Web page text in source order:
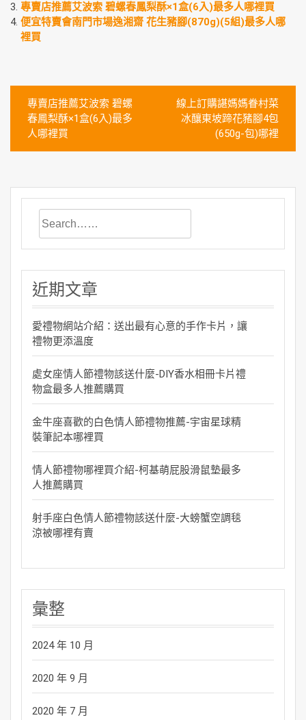
專賣店推薦艾波索 碧螺春鳳梨酥×1盒(6入)最多人哪裡買
便宜特賣會南門市場逸湘齋 花生豬腳(870g)(5組)最多人哪
裡買
文
章
導
專賣店推薦艾波索 碧螺
春鳳梨酥×1盒(6入)最多
人哪裡買
線上訂購諶媽媽眷村菜
冰釀東坡蹄花豬腳4包
(650g-包)哪裡
近期文章
愛禮物網站介紹：送出最有心意的手作卡片，讓
禮物更添溫度
處女座情人節禮物該送什麼-DIY香水相冊卡片禮
物盒最多人推薦購買
金牛座喜歡的白色情人節禮物推薦-宇宙星球精
裝筆記本哪裡買
情人節禮物哪裡買介紹-柯基萌屁股滑鼠墊最多
人推薦購買
射手座白色情人節禮物該送什麼-大螃蟹空調毯
涼被哪裡有賣
彙整
2024 年 10 月
2020 年 9 月
2020 年 7 月